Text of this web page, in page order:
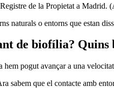
de la Propietat a Madrid.
naturals o entorns que estan
de biofília? Quins
hem pogut avançar a una
sabem que el contacte amb